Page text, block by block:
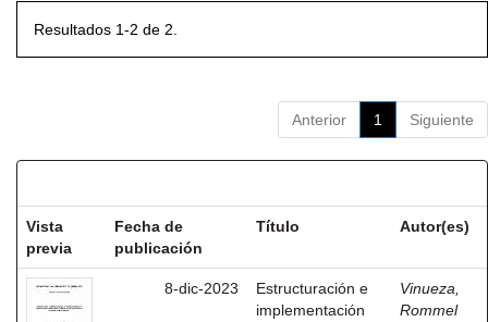
Resultados 1-2 de 2.
Anterior 1 Siguiente
Vista
previa
Fecha de
publicación
Título Autor(es)
8-dic-2023
Estructuración e
implementación
Vinueza,
Rommel